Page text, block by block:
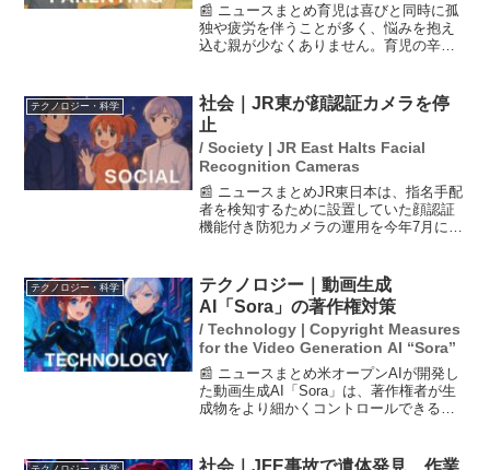
📰 ニュースまとめ育児は喜びと同時に孤
独や疲労を伴うことが多く、悩みを抱え
込む親が少なくありません。育児の辛さ
が注目されています。専門家や医師に簡
単に相談できる環境を整...
テクノロジー・科学
社会｜JR東が顔認証カメラを停
止
/ Society | JR East Halts Facial
Recognition Cameras
📰 ニュースまとめJR東日本は、指名手配
者を検知するために設置していた顔認証
機能付き防犯カメラの運用を今年7月に停
て導入されたものであるが、日弁連から
プライバシー侵...
テクノロジー・科学
テクノロジー｜動画生成
AI「Sora」の著作権対策
/ Technology | Copyright Measures
for the Video Generation AI “Sora”
📰 ニュースまとめ米オープンAIが開発し
た動画生成AI「Sora」は、著作権者が生
成物をより細かくコントロールできるよ
作権配慮を重視する姿勢を示した。Sora
社会｜JFE事故で遺体発見、作業